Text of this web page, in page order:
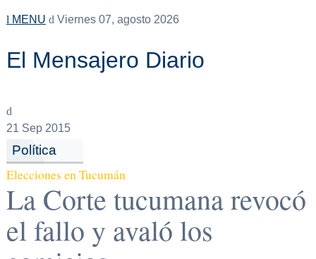
MENU Viernes 07, agosto 2026
El Mensajero Diario
21 Sep 2015
Política
Elecciones en Tucumán
La Corte tucumana revocó
el fallo y avaló los